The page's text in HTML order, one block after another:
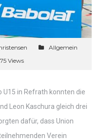
Allgemein
Views
U15 in Refrath konnten die
Leon Kaschura gleich drei
dafür, dass Union
Verein